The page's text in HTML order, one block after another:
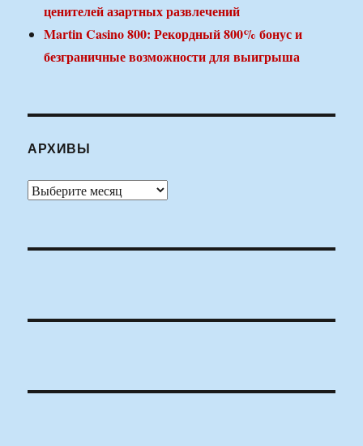
ценителей азартных развлечений
Martin Casino 800: Рекордный 800% бонус и
безграничные возможности для выигрыша
АРХИВЫ
Архивы